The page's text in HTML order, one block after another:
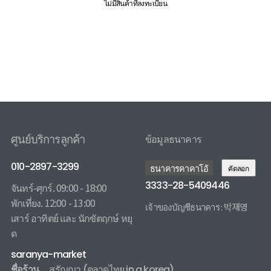
ไม่มีสินค้าที่ลงทะเบียน
ศูนย์บริการลูกค้า
010-2897-3299
จันทร์-ศุกร์. 09:00 - 18:00
พักเที่ยง. 12:00 - 13:00
เสาร์ อาทิตย์ และ นักขัตฤกษ์ หยุ
ด
ข้อมูลธนาคาร
ธนาคารคาคาโอ้ คัดลอก
3333-28-5409446
เจ้าของบัญชีธนาคาร : 박재영
saranya-market